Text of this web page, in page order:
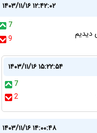
۱۴۰۳/۱۱/۱۶ ۱۲:۴۲:۰۲
7
9
۱۴۰۳/۱۱/۱۶ ۱۵:۲۲:۵۴
7
2
۱۴۰۳/۱۱/۱۶ ۱۴:۰۰:۴۸